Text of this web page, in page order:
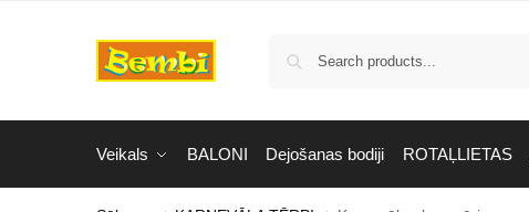
Veikals BALONI Dejošanas bodiji ROTAĻLIETAS